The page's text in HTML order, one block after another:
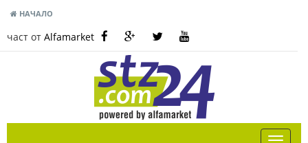
НАЧАЛО
част от Alfamarket